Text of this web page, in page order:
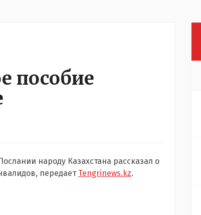
пособие
народу Казахстана рассказал о
передает Tengrinews.kz.